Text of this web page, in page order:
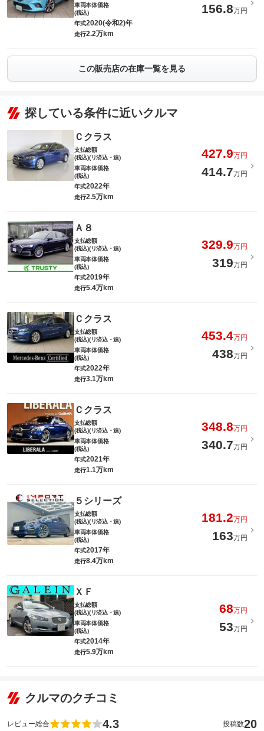
車両本体価格
(税込)
156.8万円
年式2020(令和2)年
走行2.2万km
この販売店の在庫一覧を見る
探している条件に近いクルマ
Ｃクラス
支払総額
(税込)(リ済込・追)
427.9万円
車両本体価格
(税込)
414.7万円
年式2022年
走行2.5万km
Ａ８
支払総額
(税込)(リ済込・追)
329.9万円
車両本体価格
(税込)
319万円
年式2019年
走行5.4万km
Ｃクラス
支払総額
(税込)(リ済込・追)
453.4万円
車両本体価格
(税込)
438万円
年式2022年
走行3.1万km
Ｃクラス
支払総額
(税込)(リ済込・追)
348.8万円
車両本体価格
(税込)
340.7万円
年式2021年
走行1.1万km
５シリーズ
支払総額
(税込)(リ済込・追)
181.2万円
車両本体価格
(税込)
163万円
年式2017年
走行8.4万km
ＸＦ
支払総額
(税込)(リ済込・追)
68万円
車両本体価格
(税込)
53万円
年式2014年
走行5.9万km
クルマのクチコミ
レビュー総合 4.3 投稿数20